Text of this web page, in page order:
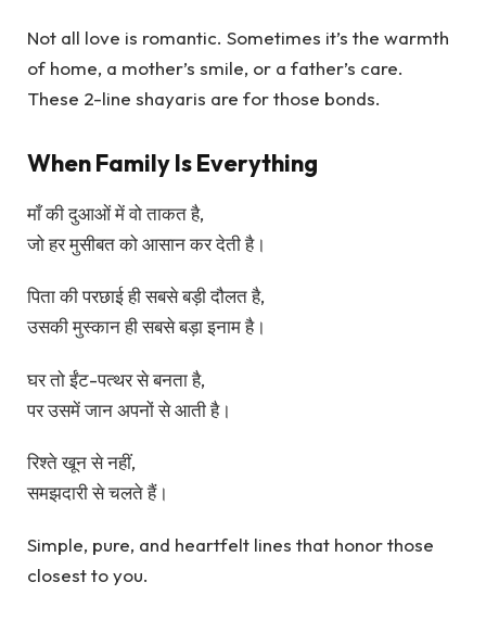
Not all love is romantic. Sometimes it’s the warmth
of home, a mother’s smile, or a father’s care.
These 2-line shayaris are for those bonds.
When Family Is Everything
माँ की दुआओं में वो ताकत है,
जो हर मुसीबत को आसान कर देती है।
पिता की परछाई ही सबसे बड़ी दौलत है,
उसकी मुस्कान ही सबसे बड़ा इनाम है।
घर तो ईंट-पत्थर से बनता है,
पर उसमें जान अपनों से आती है।
रिश्ते खून से नहीं,
समझदारी से चलते हैं।
Simple, pure, and heartfelt lines that honor those
closest to you.